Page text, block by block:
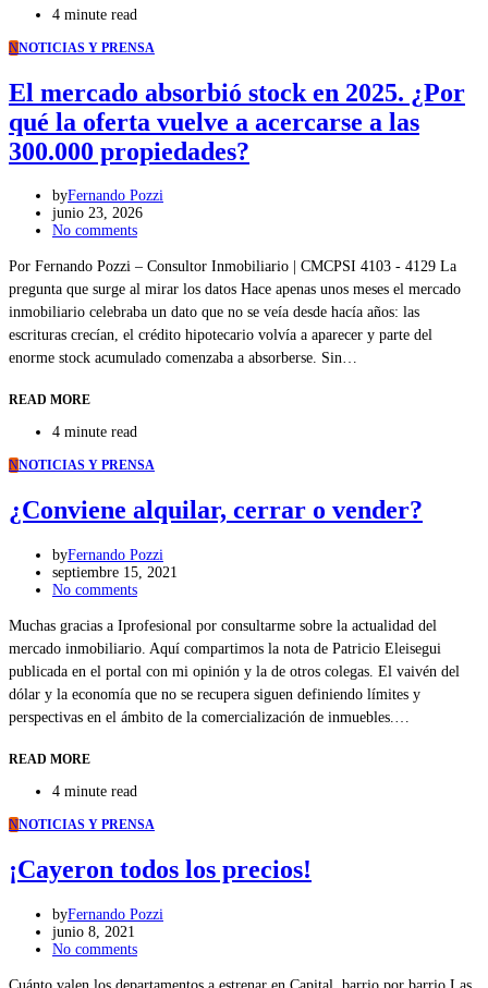
4 minute read
NNOTICIAS Y PRENSA
El mercado absorbió stock en 2025. ¿Por
qué la oferta vuelve a acercarse a las
300.000 propiedades?
byFernando Pozzi
junio 23, 2026
No comments
Por Fernando Pozzi – Consultor Inmobiliario | CMCPSI 4103 - 4129 La
pregunta que surge al mirar los datos Hace apenas unos meses el mercado
inmobiliario celebraba un dato que no se veía desde hacía años: las
escrituras crecían, el crédito hipotecario volvía a aparecer y parte del
enorme stock acumulado comenzaba a absorberse. Sin…
READ MORE
4 minute read
NNOTICIAS Y PRENSA
¿Conviene alquilar, cerrar o vender?
byFernando Pozzi
septiembre 15, 2021
No comments
Muchas gracias a Iprofesional por consultarme sobre la actualidad del
mercado inmobiliario. Aquí compartimos la nota de Patricio Eleisegui
publicada en el portal con mi opinión y la de otros colegas. El vaivén del
dólar y la economía que no se recupera siguen definiendo límites y
perspectivas en el ámbito de la comercialización de inmuebles.…
READ MORE
4 minute read
NNOTICIAS Y PRENSA
¡Cayeron todos los precios!
byFernando Pozzi
junio 8, 2021
No comments